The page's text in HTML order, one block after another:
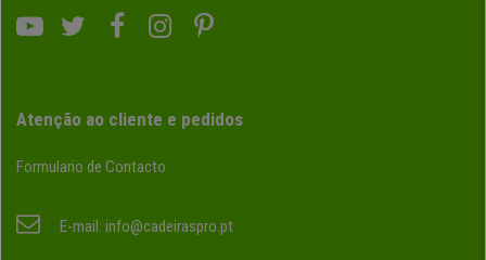
Atenção ao cliente e pedidos
Formulario de Contacto
E-mail: info@cadeiraspro.pt